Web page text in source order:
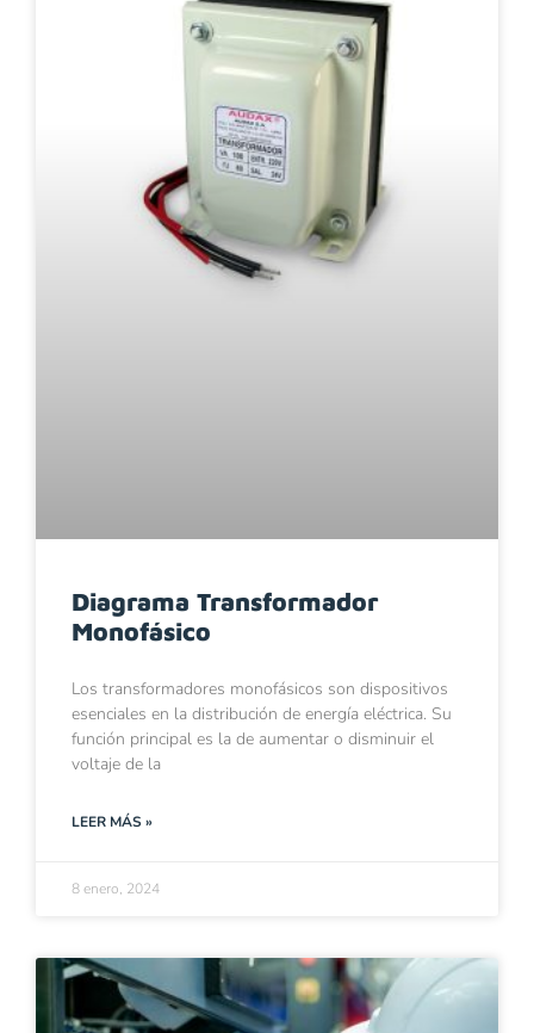
Diagrama Transformador
Monofásico
Los transformadores monofásicos son dispositivos
esenciales en la distribución de energía eléctrica. Su
función principal es la de aumentar o disminuir el
voltaje de la
LEER MÁS »
8 enero, 2024